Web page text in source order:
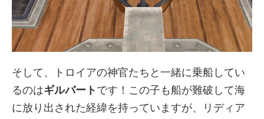
そして、トロイアの神官たちと一緒に乗船してい
るのはギルバート です！この子も船が難破して海
に放り出された経緯を持っていますが、リディア